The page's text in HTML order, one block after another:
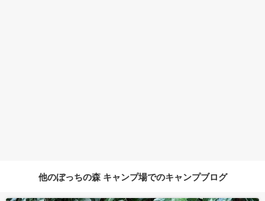
他のぼっちの森 キャンプ場でのキャンプブログ